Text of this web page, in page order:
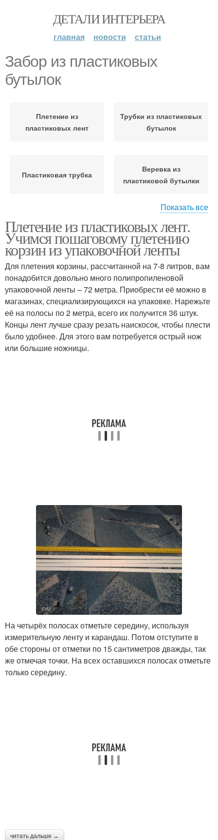
ДЕТАЛИ ИНТЕРЬЕРА
главная новости статьи
Забор из пластиковых
бутылок
Плетение из
пластиковых лент
Трубки из пластиковых
бутылок
Пластиковая трубка
Веревка из
пластиковой бутылки
пластиковых бутылок
Бесплатный забор
Капитальный забор Забор из крышек
Мебели из пластиковых
бутылок
Мебель из пластиковых
бутылок
Корзинки из
пластиковых бутылок
Корзина из
пластиковой бутылки
Дом из пластиковых
бутылок
Фундамент из
пластиковых бутылок
Фундамент из бутылок
Сарай из стеклянных
бутылок
Показать все
Плетение из пластиковых лент.
Учимся пошаговому плетению
корзин из упаковочной ленты
Для плетения корзины, рассчитанной на 7-8 литров, вам
понадобится довольно много полипропиленовой
упаковочной ленты – 72 метра. Приобрести её можно в
магазинах, специализирующихся на упаковке. Нарежьте
её на полосы по 2 метра, всего их получится 36 штук.
Концы лент лучше сразу резать наискосок, чтобы плести
было удобнее. Для этого вам потребуется острый нож
или большие ножницы.
На четырёх полосах отметьте середину, используя
измерительную ленту и карандаш. Потом отступите в
обе стороны от отметки по 15 сантиметров дважды, так
же отмечая точки. На всех оставшихся полосах отметьте
только середину.
читать дальше →